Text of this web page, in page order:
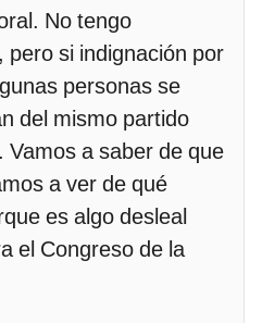
No tengo
si indignación por
personas se
del mismo partido
a saber de que
a ver de qué
es algo desleal
el Congreso de la